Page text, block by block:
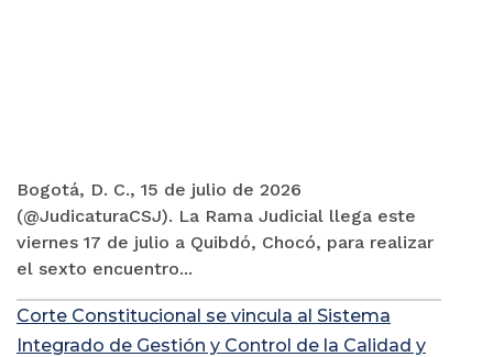
Bogotá, D. C., 15 de julio de 2026
(@JudicaturaCSJ). La Rama Judicial llega este
viernes 17 de julio a Quibdó, Chocó, para realizar
el sexto encuentro...
Corte Constitucional se vincula al Sistema
Integrado de Gestión y Control de la Calidad y